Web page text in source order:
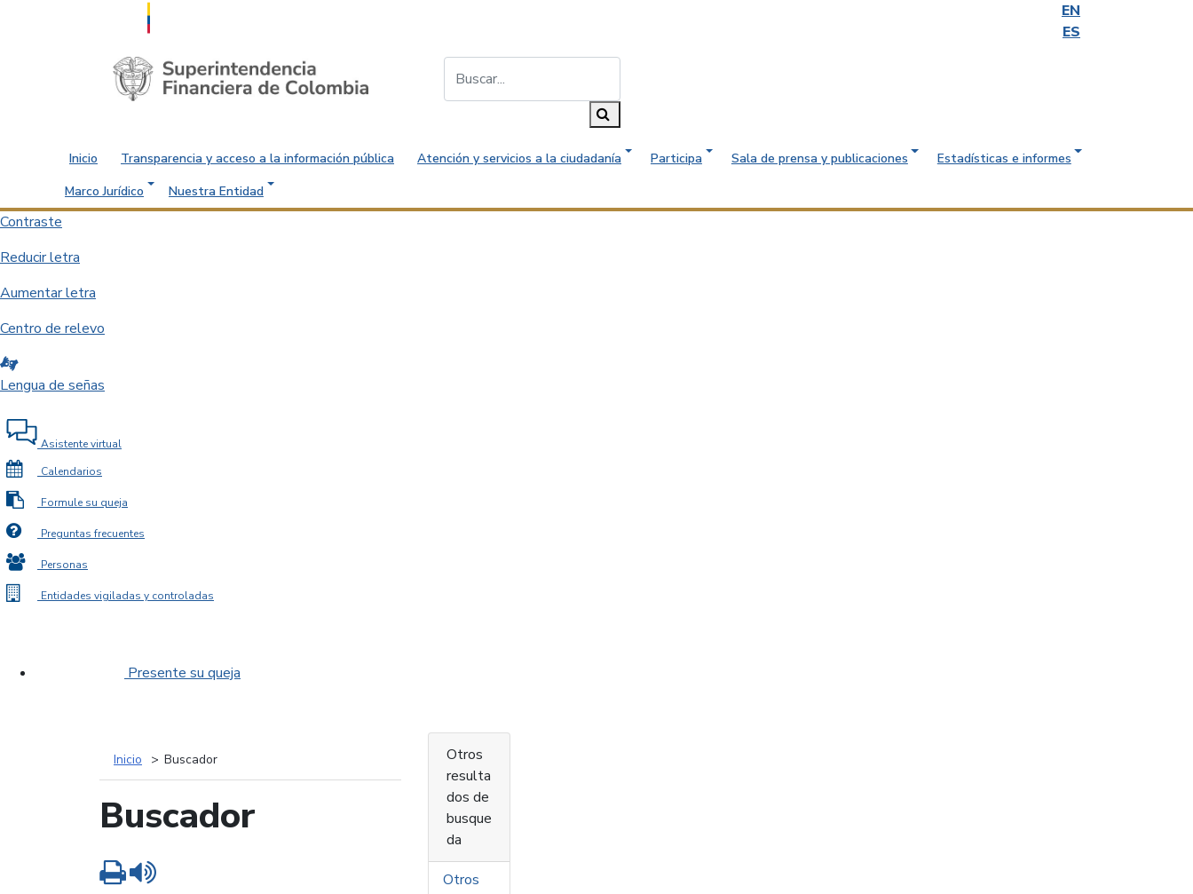
EN
ES
Saltar al contenido principal
Inicio Transparencia y acceso a la información pública Atención y servicios a la ciudadanía Participa Sala de prensa y publicaciones
Estadísticas e informes
Marco Jurídico
Nuestra Entidad
Contraste
Reducir letra
Aumentar letra
Centro de relevo
Lengua de señas
Asistente virtual
Calendarios
Formule su queja
Preguntas frecuentes
Personas
Entidades vigiladas y controladas
Presente su queja
Inicio Buscador
Buscador
Imprimir
Otros
resulta
dos de
busque
da
Otros